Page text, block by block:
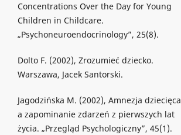
Concentrations Over the Day for Young
Children in Childcare.
„Psychoneuroendocrinology”, 25(8).
Dolto F. (2002), Zrozumieć dziecko.
Warszawa, Jacek Santorski.
Jagodzińska M. (2002), Amnezja dziecięca
a zapominanie zdarzeń z pierwszych lat
życia. „Przegląd Psychologiczny”, 45(1).